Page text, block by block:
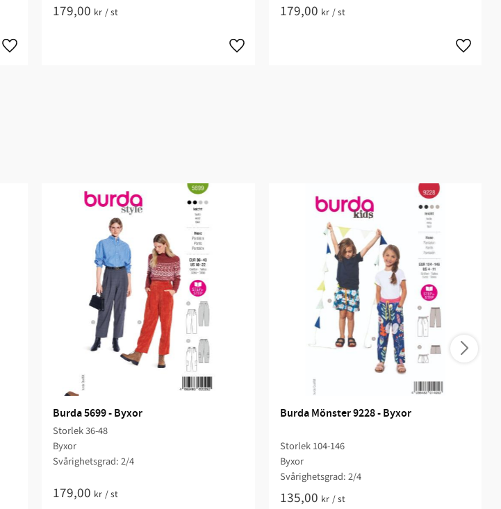
179,00 kr /st 179,00 kr /st
Burda 5699 - Byxor
Storlek 36-48
Byxor
Svårighetsgrad: 2/4
179,00 kr /st
Burda Mönster 9228 - Byxor
Storlek 104-146
Byxor
Svårighetsgrad: 2/4​
135,00 kr /st